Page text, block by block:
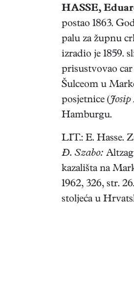
HASSE,
postao 1863.
palu za župnu
izradio je 1859.
prisustvovao
Šulceom u
posjetnice (Josip
Hamburgu.
LIT.: E. Hasse.
Đ. Szabo:
kazališta na
1962, 326, str.
stoljeća u